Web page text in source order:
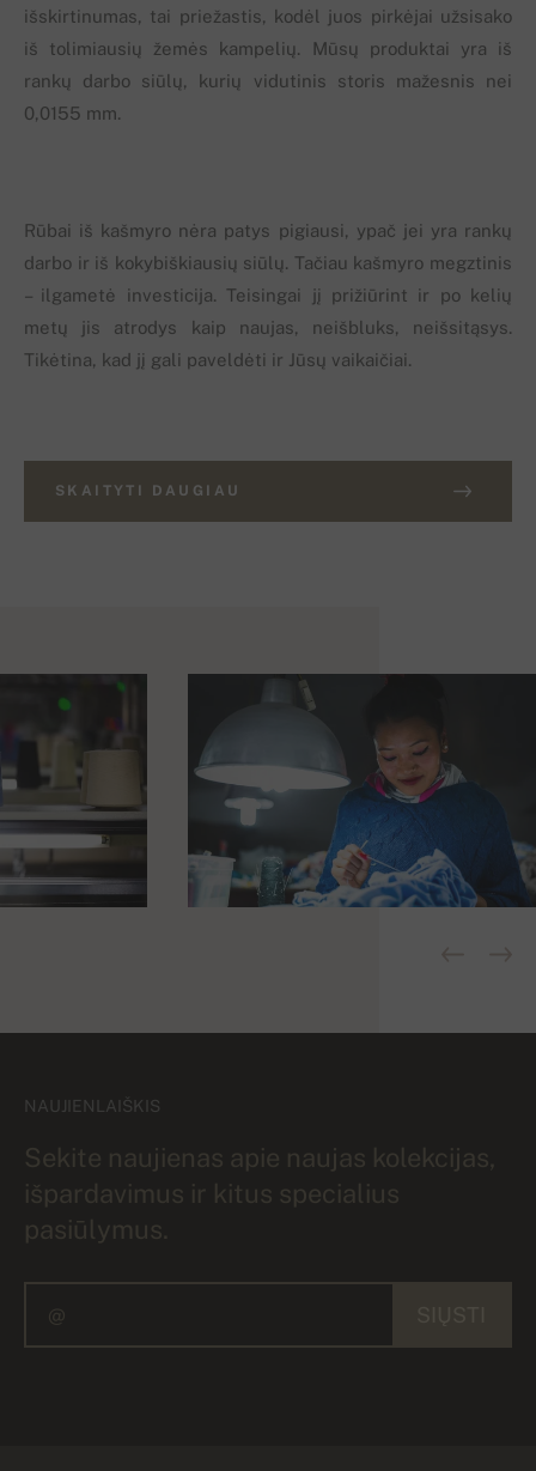
išskirtinumas, tai priežastis, kodėl juos pirkėjai užsisako
iš tolimiausių žemės kampelių. Mūsų produktai yra iš
rankų darbo siūlų, kurių vidutinis storis mažesnis nei
0,0155 mm.
Rūbai iš kašmyro nėra patys pigiausi, ypač jei yra rankų
darbo ir iš kokybiškiausių siūlų. Tačiau kašmyro megztinis
– ilgametė investicija. Teisingai jį prižiūrint ir po kelių
metų jis atrodys kaip naujas, neišbluks, neišsitąsys.
Tikėtina, kad jį gali paveldėti ir Jūsų vaikaičiai.
SKAITYTI DAUGIAU
NAUJIENLAIŠKIS
Sekite naujienas apie naujas kolekcijas,
išpardavimus ir kitus specialius
pasiūlymus.